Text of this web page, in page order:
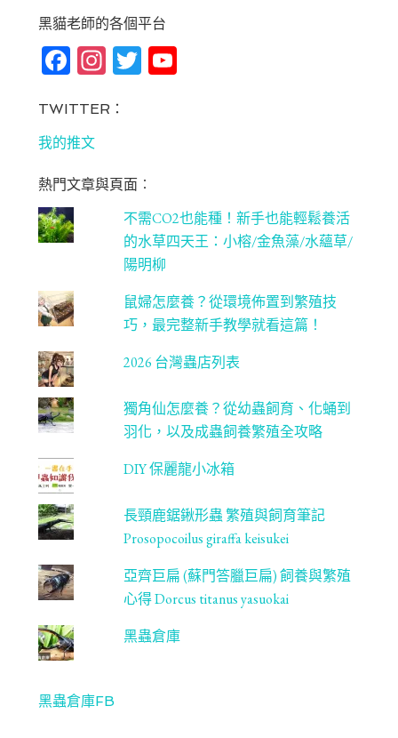
黑貓老師的各個平台
Fa
bo
ok
In
ag
m
T Yo
C
ha
n
ne
l
TWITTER：
我的推文
熱門文章與頁面︰
不需CO2也能種！新手也能輕鬆養活
的水草四天王：小榕/金魚藻/水蘊草/
陽明柳
鼠婦怎麼養？從環境佈置到繁殖技
巧，最完整新手教學就看這篇！
2026 台灣蟲店列表
獨角仙怎麼養？從幼蟲飼育、化蛹到
羽化，以及成蟲飼養繁殖全攻略
DIY 保麗龍小冰箱
長頸鹿鋸鍬形蟲 繁殖與飼育筆記
Prosopocoilus giraffa keisukei
亞齊巨扁 (蘇門答臘巨扁) 飼養與繁殖
心得 Dorcus titanus yasuokai
黑蟲倉庫
黑蟲倉庫FB